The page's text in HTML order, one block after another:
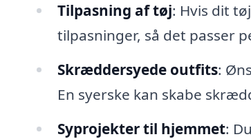
Tilpasning af tøj: Hvis dit
tilpasninger, så det passer
Skræddersyede outfits:
En syerske kan skabe
Syprojekter til hjemmet: